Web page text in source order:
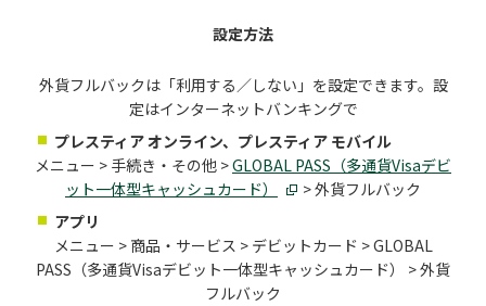
設定方法
外貨フルバックは「利用する／しない」を設定できます。設
定はインターネットバンキングで
プレスティア オンライン、プレスティア モバイル
メニュー > 手続き・その他 >GLOBAL PASS（多通貨Visaデビ
ット一体型キャッシュカード）
> 外貨フルバック
アプリ
メニュー > 商品・サービス > デビットカード > GLOBAL
PASS（多通貨Visaデビット一体型キャッシュカード） > 外貨
フルバック